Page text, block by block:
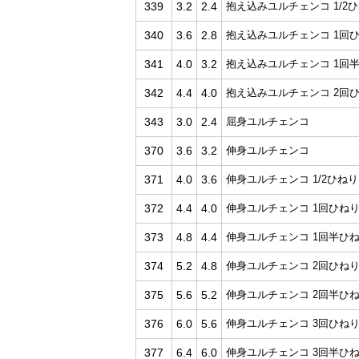
339 3.2 2.4 抱え込みユルチェンコ 1/2
340 3.6 2.8 抱え込みユルチェンコ 1回
341 4.0 3.2 抱え込みユルチェンコ 1回
342 4.4 4.0 抱え込みユルチェンコ 2回
343 3.0 2.4 屈身ユルチェンコ
370 3.6 3.2 伸身ユルチェンコ
371 4.0 3.6 伸身ユルチェンコ 1/2ひねり
372 4.4 4.0 伸身ユルチェンコ 1回ひねり
373 4.8 4.4 伸身ユルチェンコ 1回半ひ
374 5.2 4.8 伸身ユルチェンコ 2回ひねり
375 5.6 5.2 伸身ユルチェンコ 2回半ひ
376 6.0 5.6 伸身ユルチェンコ 3回ひねり
377 6.4 6.0 伸身ユルチェンコ 3回半ひ